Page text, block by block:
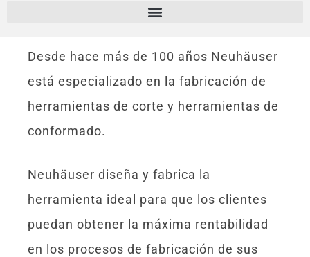
Desde hace más de 100 años Neuhäuser
está especializado en la fabricación de
herramientas de corte y herramientas de
conformado.
Neuhäuser diseña y fabrica la
herramienta ideal para que los clientes
puedan obtener la máxima rentabilidad
en los procesos de fabricación de sus